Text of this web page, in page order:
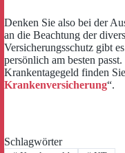
Denken Sie also bei der
an die Beachtung der
Versicherungsschutz gibt
persönlich am besten
Krankentagegeld finden
Krankenversicherung“.
Schlagwörter